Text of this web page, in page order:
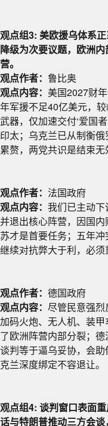
观点组3: 美欧援乌体系
降级为次要议题，欧洲
营。
观点作者： 鲁比奥
观点内容： 美国2027财
年军援不足40亿美元，
武器，仅加速交付‘爱国
印太；乌克兰已从制衡
累赘，两党共识是结束无
观点作者： 法国政府
观点内容： 我们已主动
并退出核心阵营，因国
苏才是首要任务；五年冲
继续对抗弊大于利，必须
观点作者： 德国政府
观点内容： 尽管民意强
加码火炮、无人机、装
了欧洲阵营内部分裂；
谈判等于逼乌妥协，会
克兰深度绑定不容退让。
观点组4: 谈判窗口表面
话与特朗普推动三方会谈